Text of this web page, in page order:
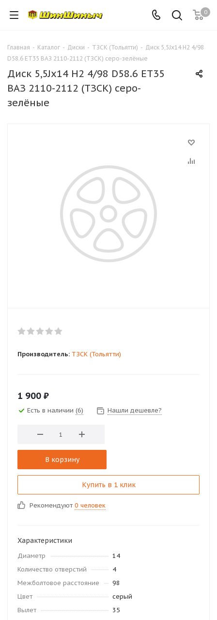
0
Главная - Каталог - Диски - ТЗСК (Тольятти) - Диск 5,5Jх14 Н2 4/98
D58.6 ET35 ВАЗ 2110-2112 (ТЗСК) серо-зелёные
Диск 5,5Jх14 Н2 4/98 D58.6 ET35
ВАЗ 2110-2112 (ТЗСК) серо-
зелёные
Производитель: ТЗСК (Тольятти)
1 900 ₽
Есть в наличии (6) Нашли дешевле?
В корзину
Купить в 1 клик
Рекомендуют 0 человек
Характеристики
Диаметр
14
Количество отверстий
4
Межболтовое расстояние
98
Цвет
серый
Вылет
35